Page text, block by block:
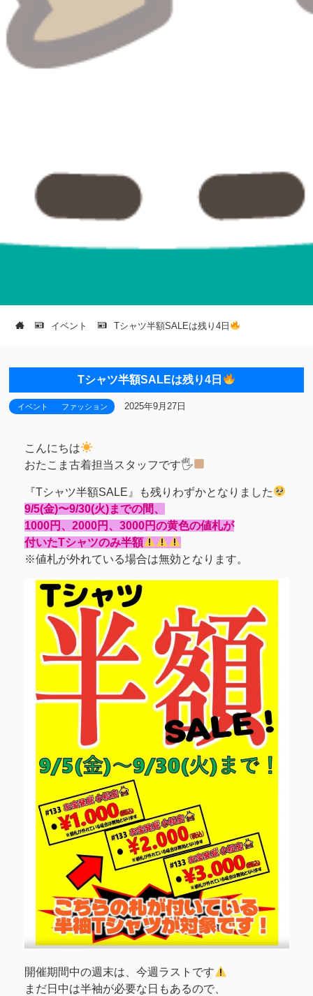
イベント Tシャツ半額SALEは残り4日
Tシャツ半額SALEは残り4日
イベント ファッション 2025年9月27日
こんにちは
おたこま古着担当スタッフです🖐
『Tシャツ半額SALE』も残りわずかとなりました
9/5(金)〜9/30(火)までの間、
1000円、2000円、3000円の黄色の値札が
付いたTシャツのみ半額
※値札が外れている場合は無効となります。
開催期間中の週末は、今週ラストです
まだ日中は半袖が必要な日もあるので、